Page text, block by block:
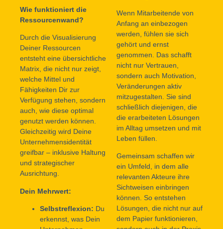
Wie funktioniert die
Ressourcenwand?
Durch die Visualisierung
Deiner Ressourcen
entsteht eine übersichtliche
Matrix, die nicht nur zeigt,
welche Mittel und
Fähigkeiten Dir zur
Verfügung stehen, sondern
auch, wie diese optimal
genutzt werden können.
Gleichzeitig wird Deine
Unternehmensidentität
greifbar – inklusive Haltung
und strategischer
Ausrichtung.
Dein Mehrwert:
Selbstreflexion: Du
erkennst, was Dein
Wenn Mitarbeitende von
Anfang an einbezogen
werden, fühlen sie sich
gehört und ernst
genommen. Das schafft
nicht nur Vertrauen,
sondern auch Motivation,
Veränderungen aktiv
mitzugestalten. Sie sind
schließlich diejenigen, die
die erarbeiteten Lösungen
im Alltag umsetzen und mit
Leben füllen.
Gemeinsam schaffen wir
ein Umfeld, in dem alle
relevanten Akteure ihre
Sichtweisen einbringen
können. So entstehen
Lösungen, die nicht nur auf
dem Papier funktionieren,